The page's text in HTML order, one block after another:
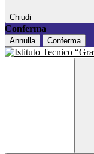
Chiudi
Conferma
Annulla Conferma